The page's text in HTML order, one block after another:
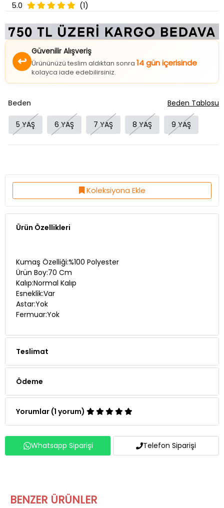
5.0 (1)
↩
Güvenilir Alışveriş
Ürününüzü teslim aldıktan sonra 14 gün içerisinde
kolayca iade edebilirsiniz.
Beden
5 YAŞ 6 YAŞ 7 YAŞ 8 YAŞ 9 YAŞ
Beden Tablosu
Koleksiyona Ekle
Ürün Özellikleri
Kumaş Özelliği:%100 Polyester
Ürün Boy:70 Cm
Kalıp:Normal Kalıp
Esneklik:Var
Astar:Yok
Fermuar:Yok
Teslimat
Ödeme
Yorumlar (1 yorum)
Whatsapp Siparişi Telefon Siparişi
BENZER ÜRÜNLER